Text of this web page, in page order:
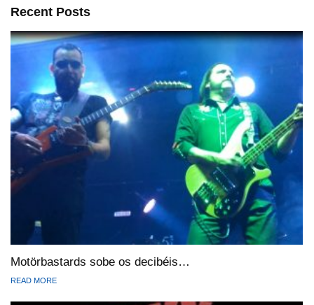
Recent Posts
Motörbastards sobe os decibéis…
READ MORE